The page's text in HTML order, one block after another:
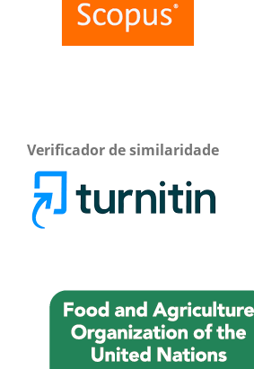
Verificador de similaridade